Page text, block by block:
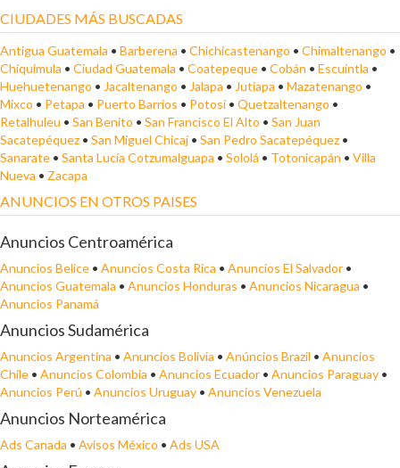
CIUDADES MÁS BUSCADAS
Antigua Guatemala • Barberena • Chichicastenango • Chimaltenango •
Chiquimula • Ciudad Guatemala • Coatepeque • Cobán • Escuintla •
Huehuetenango • Jacaltenango • Jalapa • Jutiapa • Mazatenango •
Mixco • Petapa • Puerto Barrios • Potosí• Quetzaltenango •
Retalhuleu • San Benito • San Francisco El Alto • San Juan
Sacatepéquez • San Miguel Chicaj • San Pedro Sacatepéquez •
Sanarate • Santa Lucía Cotzumalguapa • Sololá • Totonicapán • Villa
Nueva • Zacapa
ANUNCIOS EN OTROS PAISES
Anuncios Centroamérica
Anuncios Belice • Anuncios Costa Rica • Anuncios El Salvador •
Anuncios Guatemala • Anuncios Honduras • Anuncios Nicaragua •
Anuncios Panamá
Anuncios Sudamérica
Anuncios Argentina • Anuncios Bolivia • Anúncios Brazil • Anuncios
Chile • Anuncios Colombia • Anuncios Ecuador • Anuncios Paraguay •
Anuncios Perú • Anuncios Uruguay • Anuncios Venezuela
Anuncios Norteamérica
Ads Canada • Avisos México • Ads USA